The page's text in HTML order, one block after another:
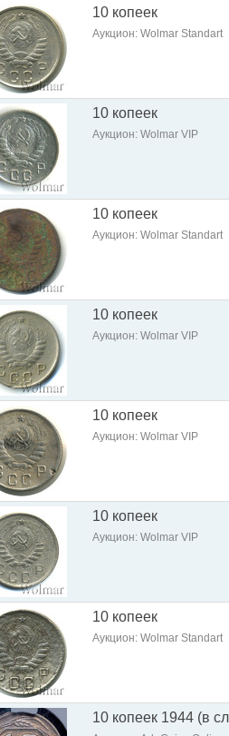
10 копеек
Аукцион: Wolmar Standart
10 копеек
Аукцион: Wolmar VIP
10 копеек
Аукцион: Wolmar Standart
10 копеек
Аукцион: Wolmar VIP
10 копеек
Аукцион: Wolmar VIP
10 копеек
Аукцион: Wolmar VIP
10 копеек
Аукцион: Wolmar Standart
10 копеек 1944 (в